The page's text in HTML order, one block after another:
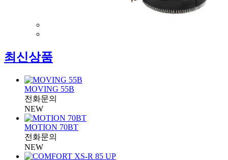
최신상품
MOVING 55B
전화문의
NEW
MOTION 70BT
전화문의
NEW